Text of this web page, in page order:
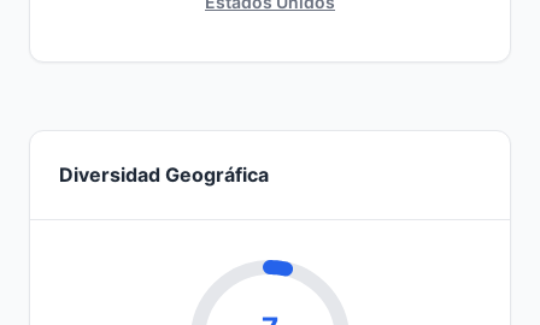
Diversidad Geográfica